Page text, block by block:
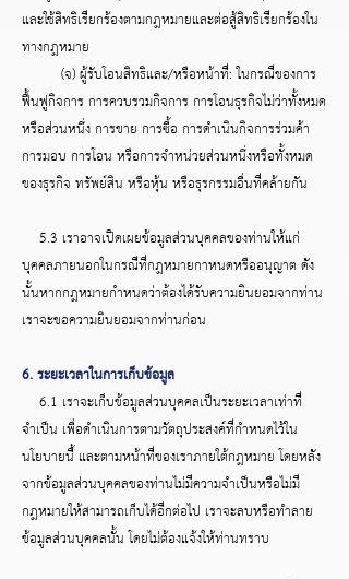
และใช้สิทธิเรียกร้องตามกฎหมายและต่อสู้สิทธิเรียกร้องใน
ทางกฎหมาย
(จ) ผู้รับโอนสิทธิและ/หรือหน้าที่: ในกรณีของการ
ฟื้นฟูกิจการ การควบรวมกิจการ การโอนธุรกิจไม่ว่าทั้งหมด
หรือส่วนหนึ่ง การขาย การซื้อ การดำเนินกิจการร่วมค้า
การมอบ การโอน หรือการจำหน่วยส่วนหนึ่งหรือทั้งหมด
ของธุรกิจ ทรัพย์สิน หรือหุ้น หรือธุรกรรมอื่นที่คล้ายกัน
5.3 เราอาจเปิดเผยข้อมูลส่วนบุคคลของท่านให้แก่
บุคคลภายนอกในกรณีที่กฎหมายกาหนดหรืออนุญาต ดัง
นั้นหากกฎหมายกำหนดว่าต้องได้รับความยินยอมจากท่าน
เราจะขอความยินยอมจากท่านก่อน
6. ระยะเวลาในการเก็บข้อมูล
6.1 เราจะเก็บข้อมูลส่วนบุคคลเป็นระยะเวลาเท่าที่
จำเป็น เพื่อดำเนินการตามวัตถุประสงค์ที่กำหนดไว้ใน
นโยบายนี้ และตามหน้าที่ของเราภายใต้กฎหมาย โดยหลัง
จากข้อมูลส่วนบุคคลของท่านไม่มีความจำเป็นหรือไม่มี
กฎหมายให้สามารถเก็บได้อีกต่อไป เราจะลบหรือทำลาย
ข้อมูลส่วนบุคคลนั้น โดยไม่ต้องแจ้งให้ท่านทราบ